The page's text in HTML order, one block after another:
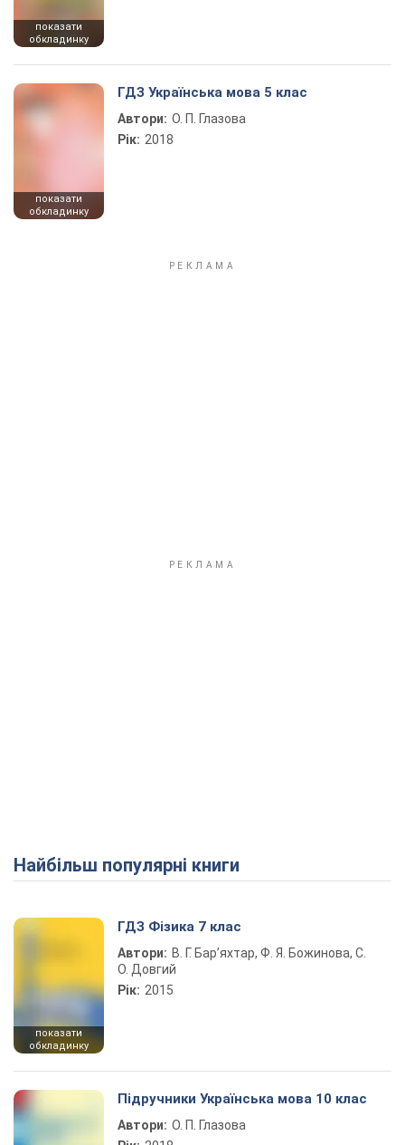
показати
обкладинку
показати
обкладинку
ГДЗ Українська мова 5 клас
Автори: О. П. Глазова
Рік: 2018
Найбільш популярні книги
показати
обкладинку
ГДЗ Фізика 7 клас
Автори: В. Г. Бар’яхтар, Ф. Я. Божинова, С.
О. Довгий
Рік: 2015
Підручники Українська мова 10 клас
Автори: О. П. Глазова